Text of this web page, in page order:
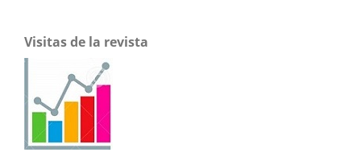
Visitas de la revista